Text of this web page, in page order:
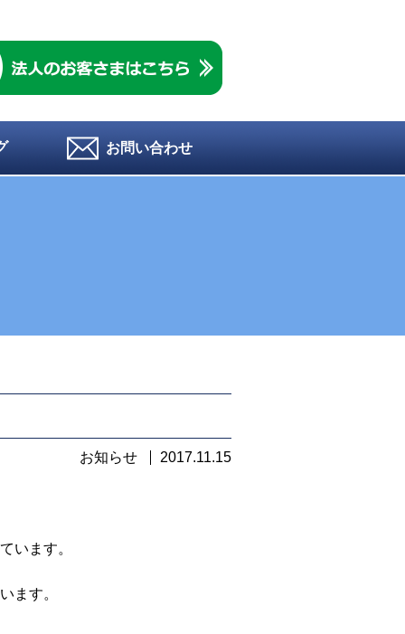
お問い合わせ
お知らせ 2017.11.15
います。
ます。